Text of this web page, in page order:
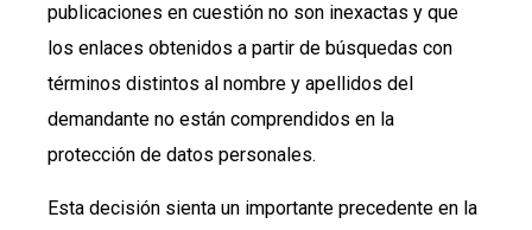
publicaciones en cuestión no son inexactas y que
los enlaces obtenidos a partir de búsquedas con
términos distintos al nombre y apellidos del
demandante no están comprendidos en la
protección de datos personales.
Esta decisión sienta un importante precedente en la